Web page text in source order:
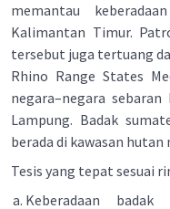
memantau
Kalimantan Timur.
tersebut juga tertuang
Rhino Range States
negara–negara
Lampung. Badak
berada di kawasan hutan
Tesis yang tepat sesuai
Keberadaan